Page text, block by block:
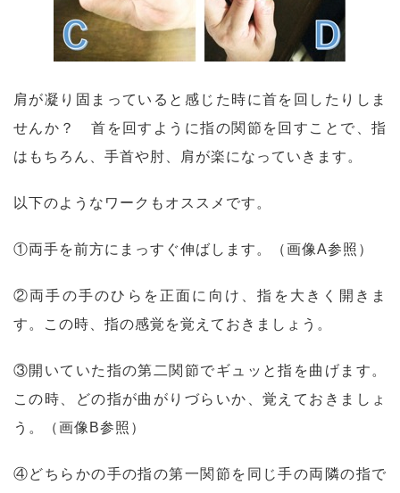
肩が凝り固まっていると感じた時に首を回したりしま
せんか？ 首を回すように指の関節を回すことで、指
はもちろん、手首や肘、肩が楽になっていきます。
以下のようなワークもオススメです。
①両手を前方にまっすぐ伸ばします。（画像A参照）
②両手の手のひらを正面に向け、指を大きく開きま
す。この時、指の感覚を覚えておきましょう。
③開いていた指の第二関節でギュッと指を曲げます。
この時、どの指が曲がりづらいか、覚えておきましょ
う。（画像B参照）
④どちらかの手の指の第一関節を同じ手の両隣の指で